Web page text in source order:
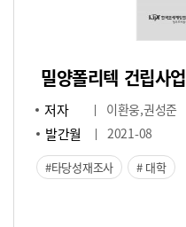
밀양폴리텍 건립사업
저자 이환웅,권성준
발간월 2021-08
타당성재조사 대학